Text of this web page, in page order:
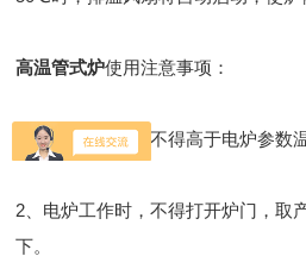
高温管式炉使用注意事项：
1、程序设定温度不得高于电炉参数
2、电炉工作时，不得打开炉门，取
下。